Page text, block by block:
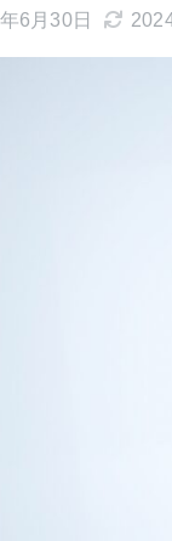
6月30日